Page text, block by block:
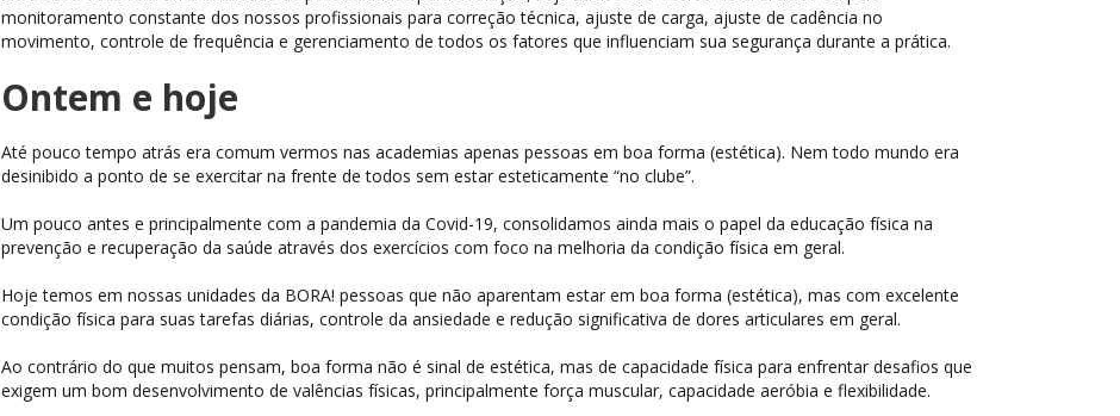
monitoramento constante dos nossos profissionais para correção técnica, ajuste de carga, ajuste de cadência no
movimento, controle de frequência e gerenciamento de todos os fatores que influenciam sua segurança durante a prática.
Ontem e hoje
Até pouco tempo atrás era comum vermos nas academias apenas pessoas em boa forma (estética). Nem todo mundo era
desinibido a ponto de se exercitar na frente de todos sem estar esteticamente “no clube”.
Um pouco antes e principalmente com a pandemia da Covid-19, consolidamos ainda mais o papel da educação física na
prevenção e recuperação da saúde através dos exercícios com foco na melhoria da condição física em geral.
Hoje temos em nossas unidades da BORA! pessoas que não aparentam estar em boa forma (estética), mas com excelente
condição física para suas tarefas diárias, controle da ansiedade e redução significativa de dores articulares em geral.
Ao contrário do que muitos pensam, boa forma não é sinal de estética, mas de capacidade física para enfrentar desafios que
exigem um bom desenvolvimento de valências físicas, principalmente força muscular, capacidade aeróbia e flexibilidade.